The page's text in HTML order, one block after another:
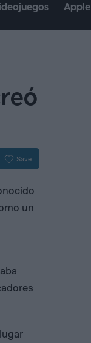
Apple
Save
un